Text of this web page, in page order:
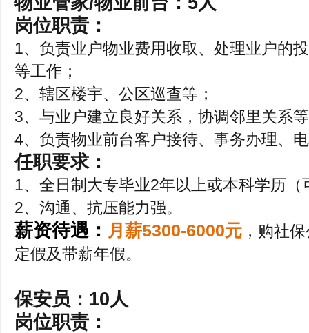
岗位职责：
1、负责业户物业费用收取、处理业户的
等工作；
2、辖区楼宇、公区巡查等；
3、与业户建立良好关系，协调邻里关系
4、负责物业前台客户接待、事务办理、
任职要求：
1、全日制大专毕业2年以上或本科学历（
2、沟通、抗压能力强。
薪资待遇： 月薪5300-6000元 ，购社
定假及带薪年假。
保安员：10人
岗位职责：